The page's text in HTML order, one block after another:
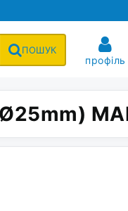
ПОШУК
профіль